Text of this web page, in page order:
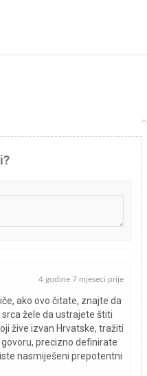
4 godine 7 mjeseci prije
ako ovo čitate, znajte da
žele da ustrajete štiti
žive izvan Hrvatske, tražiti
precizno definirate
nasmiješeni prepotentni